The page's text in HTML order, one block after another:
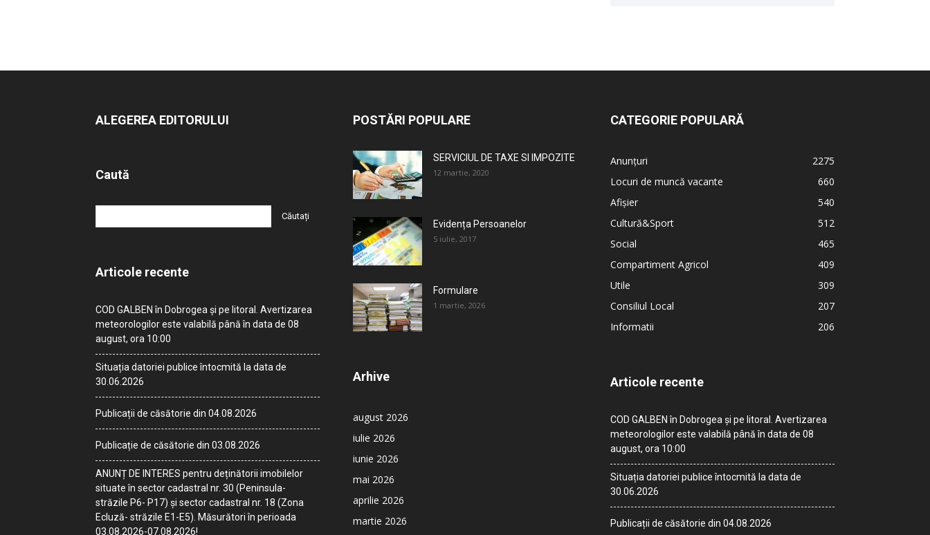
ALEGEREA EDITORULUI
Caută
Articole recente
COD GALBEN în Dobrogea și pe litoral. Avertizarea
meteorologilor este valabilă până în data de 08
august, ora 10:00
Situația datoriei publice întocmită la data de
30.06.2026
Publicații de căsătorie din 04.08.2026
Publicație de căsătorie din 03.08.2026
ANUNȚ DE INTERES pentru deținătorii imobilelor
situate în sector cadastral nr. 30 (Peninsula-
străzile P6- P17) și sector cadastral nr. 18 (Zona
Ecluză- străzile E1-E5). Măsurători în perioada
03.08.2026-07.08.2026!
POSTĂRI POPULARE
SERVICIUL DE TAXE SI IMPOZITE
12 martie, 2020
Evidența Persoanelor
5 iulie, 2017
Formulare
1 martie, 2026
Arhive
august 2026
iulie 2026
iunie 2026
mai 2026
aprilie 2026
martie 2026
CATEGORIE POPULARĂ
Anunțuri
2275
Locuri de muncă vacante
660
Afișier
540
Cultură&Sport
512
Social
465
Compartiment Agricol
409
Utile
309
Consiliul Local
207
Informatii
206
Articole recente
COD GALBEN în Dobrogea și pe litoral. Avertizarea
meteorologilor este valabilă până în data de 08
august, ora 10:00
Situația datoriei publice întocmită la data de
30.06.2026
Publicații de căsătorie din 04.08.2026